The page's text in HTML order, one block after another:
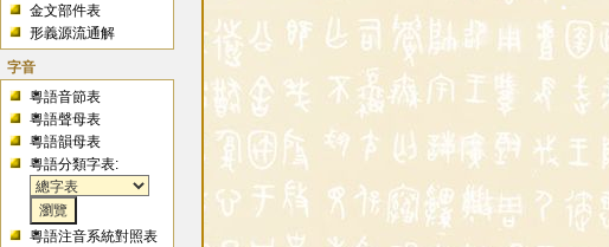
金文部件表
形義源流通解
字音
粵語音節表
粵語聲母表
粵語韻母表
粵語分類字表:
粵語注音系統對照表